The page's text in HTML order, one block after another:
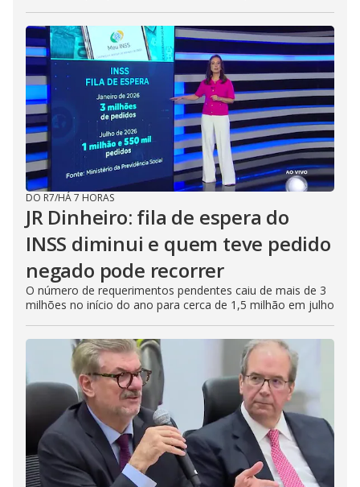
DO R7/HÁ 7 HORAS
JR Dinheiro: fila de espera do
INSS diminui e quem teve pedido
negado pode recorrer
O número de requerimentos pendentes caiu de mais de 3
milhões no início do ano para cerca de 1,5 milhão em julho